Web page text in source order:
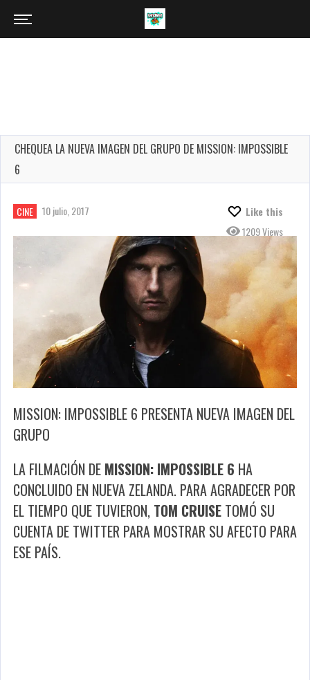
CHEQUEA LA NUEVA IMAGEN DEL GRUPO DE MISSION: IMPOSSIBLE
6
CINE 10 julio, 2017
Like this
1209 Views
MISSION: IMPOSSIBLE 6 PRESENTA NUEVA IMAGEN DEL
GRUPO
LA FILMACIÓN DE MISSION: IMPOSSIBLE 6 HA
CONCLUIDO EN NUEVA ZELANDA. PARA AGRADECER POR
EL TIEMPO QUE TUVIERON, TOM CRUISE TOMÓ SU
CUENTA DE TWITTER PARA MOSTRAR SU AFECTO PARA
ESE PAÍS.